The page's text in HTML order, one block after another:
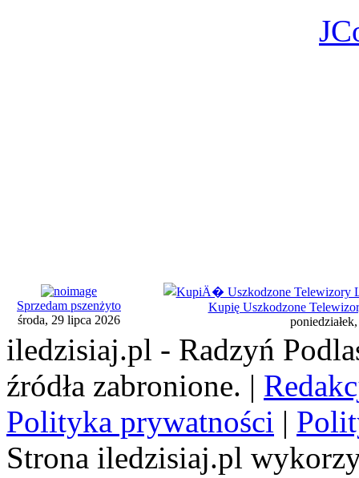
Sprzedam pszenżyto
środa, 29 lipca 2026
Kupię Uszkodzone
iledzisiaj.pl - Radzyń
źródła zabronione. |
Polityka prywatności |
Strona iledzisiaj.pl